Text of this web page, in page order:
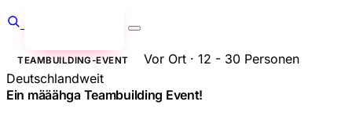
TEAMBUILDING-EVENT
Vor Ort · 12 - 30 Personen
Deutschlandweit
Ein määähga Teambuilding Event!